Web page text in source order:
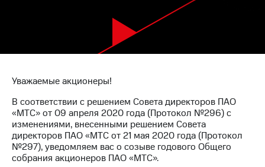
Собрания
Личный
кабинет
акционера
Акционерный
капитал
Контроль
Уважаемые акционеры!
В соответствии с решением Совета директоров ПАО
«МТС» от 09 апреля 2020 года (Протокол №296) с
изменениями, внесенными решением Совета
директоров ПАО «МТС от 21 мая 2020 года (Протокол
№297), уведомляем вас о созыве годового Общего
собрания акционеров ПАО «МТС».